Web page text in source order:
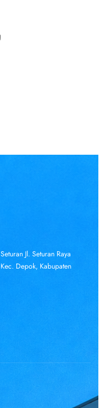
Jl. Seturan Raya
Depok, Kabupaten